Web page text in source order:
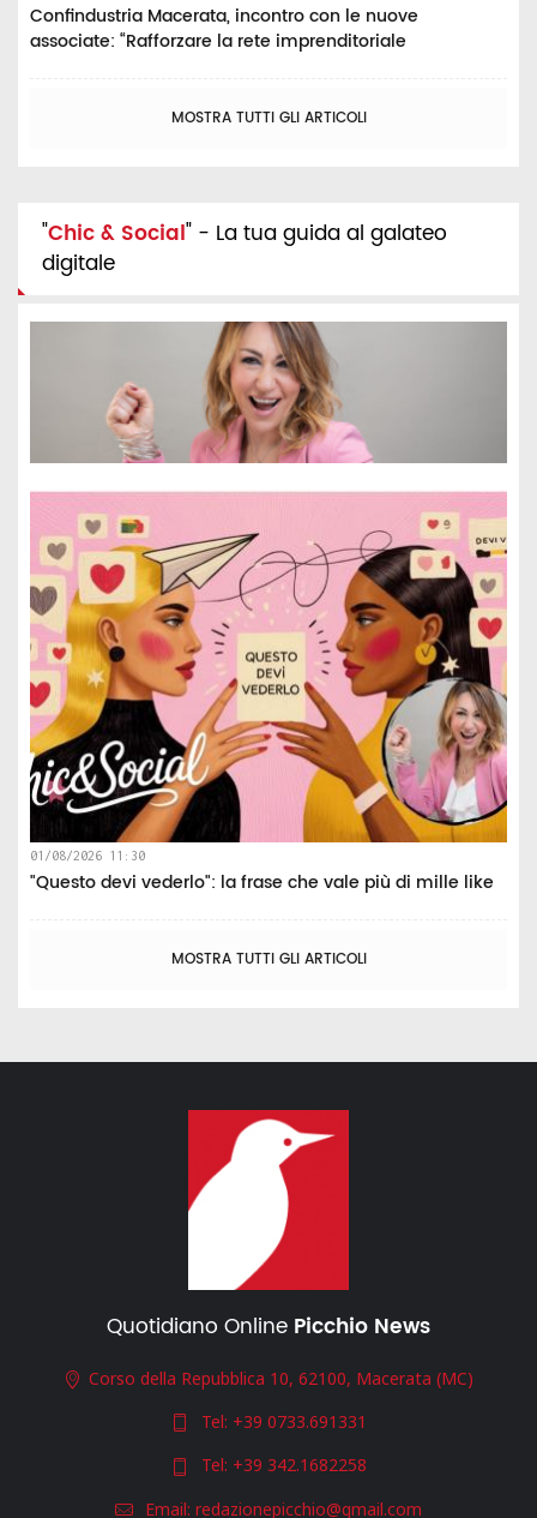
Confindustria Macerata, incontro con le nuove
associate: “Rafforzare la rete imprenditoriale
MOSTRA TUTTI GLI ARTICOLI
"Chic & Social" - La tua guida al galateo
digitale
01/08/2026 11:30
"Questo devi vederlo": la frase che vale più di mille like
MOSTRA TUTTI GLI ARTICOLI
Quotidiano Online Picchio News
Corso della Repubblica 10, 62100, Macerata (MC)
Tel: +39 0733.691331
Tel: +39 342.1682258
Email: redazionepicchio@gmail.com